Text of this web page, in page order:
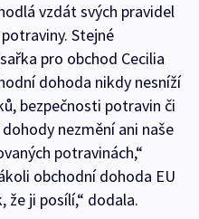
vzdát svých pravidel
Stejné
pro obchod Cecilia
dohoda nikdy nesníží
bezpečnosti potravin či
nezmění ani naše
potravinách,“
obchodní dohoda EU
že ji posílí,“ dodala.